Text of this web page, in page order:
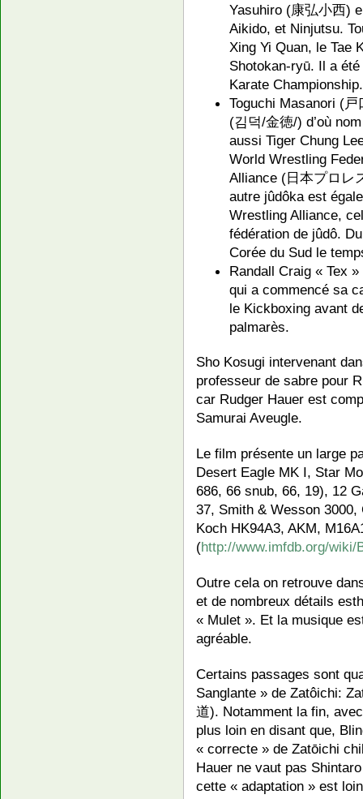
Yasuhiro (康弘小西)
Aikido, et Ninjutsu.
Xing Yi Quan, le Tae
Shotokan-ryū. Il a
Karate Championship.
Toguchi Masanori (
(김덕/金徳/) d’où
aussi Tiger Chung
World Wrestling
Alliance (日本プロレ
autre jûdôka est
Wrestling Alliance,
fédération de jûdô.
Corée du Sud le
Randall Craig « Tex
qui a commencé sa
le Kickboxing avant
palmarès.
Sho Kosugi intervenant
professeur de sabre pour
car Rudger Hauer est
Samurai Aveugle.
Le film présente un large
Desert Eagle MK I, Star
686, 66 snub, 66, 19), 12
37, Smith & Wesson
Koch HK94A3, AKM,
(http://www.imfdb.org/wiki/
Outre cela on retrouve
et de nombreux détails
« Mulet ». Et la musique
agréable.
Certains passages sont
Sanglante » de Zatôichi:
道). Notamment la fin,
plus loin en disant que,
« correcte » de Zatōichi
Hauer ne vaut pas
cette « adaptation » est